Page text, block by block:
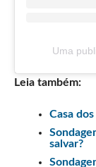
Leia também:
Casa
salvar?